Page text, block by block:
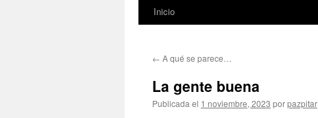
Inicio
← A qué se parece…
La gente buena
Publicada el 1 noviembre, 2023 porpazpitar